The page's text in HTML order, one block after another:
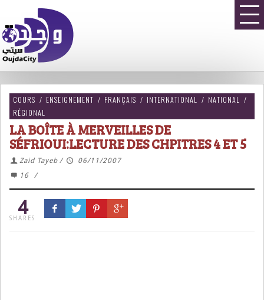
COURS / ENSEIGNEMENT / FRANÇAIS / INTERNATIONAL / NATIONAL
/
RÉGIONAL
LA BOÎTE À MERVEILLES DE
SÉFRIOUI:LECTURE DES CHPITRES 4 ET 5
Zaid Tayeb /
06/11/2007
16
/
4
SHARES